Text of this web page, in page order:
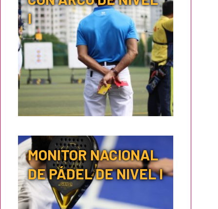
I
MONITOR NACIONAL
DE PÁDEL DE NIVEL I